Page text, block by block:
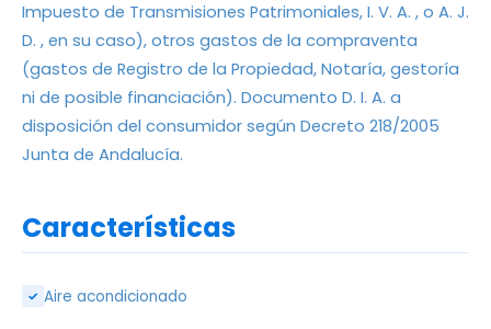
Impuesto de Transmisiones Patrimoniales, I. V. A. , o A. J.
D. , en su caso), otros gastos de la compraventa
(gastos de Registro de la Propiedad, Notaría, gestoría
ni de posible financiación). Documento D. I. A. a
disposición del consumidor según Decreto 218/2005
Junta de Andalucía.
Características
✓ Aire acondicionado